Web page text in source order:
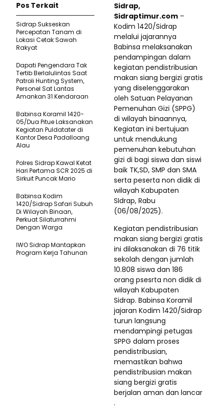
Sidrap,
Sidraptimur.com –
Kodim 1420/Sidrap
melalui jajarannya
Babinsa melaksanakan
pendampingan dalam
kegiatan pendistribusian
makan siang bergizi gratis
yang diselenggarakan
oleh Satuan Pelayanan
Pemenuhan Gizi (SPPG)
di wilayah binaannya,
Kegiatan ini bertujuan
untuk mendukung
pemenuhan kebutuhan
gizi di bagi siswa dan siswi
baik TK,SD, SMP dan SMA
serta peserta non didik di
wilayah Kabupaten
SIdrap, Rabu
(06/08/2025).
Kegiatan pendistribusian
makan siang bergizi gratis
ini dilaksanakan di 76 titik
sekolah dengan jumlah
10.808 siswa dan 186
orang psesrta non didik di
wilayah Kabupaten
Sidrap. Babinsa Koramil
jajaran Kodim 1420/Sidrap
turun langsung
mendampingi petugas
SPPG dalam proses
pendistribusian,
memastikan bahwa
pendistribusian makan
siang bergizi gratis
berjalan aman dan lancar
.
Pos Terkait
Sidrap Sukseskan
Percepatan Tanam di
Lokasi Cetak Sawah
Rakyat
Dapati Pengendara Tak
Tertib Berlalulintas Saat
Patroli Hunting System,
Personel Sat Lantas
Amankan 31 Kendaraan
Babinsa Koramil 1420-
05/Dua Pitue Laksanakan
Kegiatan Puldatater di
Kantor Desa Padalloang
Alau
Polres Sidrap Kawal Ketat
Hari Pertama SCR 2025 di
Sirkuit Puncak Mario
Babinsa Kodim
1420/Sidrap Safari Subuh
Di Wilayah Binaan,
Perkuat Silaturrahmi
Dengan Warga
IWO Sidrap Mantapkan
Program Kerja Tahunan